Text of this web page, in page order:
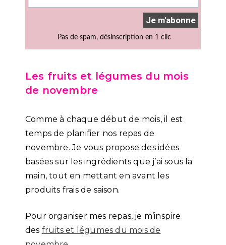
Les fruits et légumes du mois
de novembre
Comme à chaque début de mois, il est
temps de planifier nos repas de
novembre. Je vous propose des idées
basées sur les ingrédients que j’ai sous la
main, tout en mettant en avant les
produits frais de saison.
Pour organiser mes repas, je m’inspire
des fruits et légumes du mois de